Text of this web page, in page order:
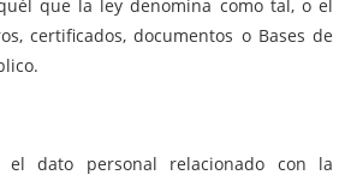
que la ley denomina como tal, o el
certificados, documentos o Bases de
el dato personal relacionado con la